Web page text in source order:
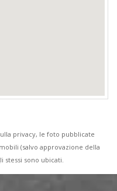
privacy, le foto pubblicate
(salvo approvazione della
stessi sono ubicati.